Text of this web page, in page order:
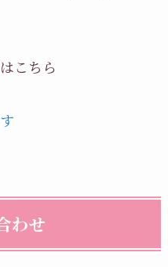
こちら
わせ